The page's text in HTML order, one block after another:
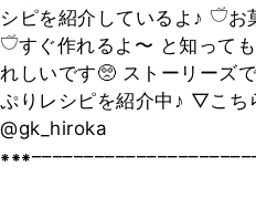
シピを紹介しているよ♪ 𓎩お
𓎩すぐ作れるよ〜 と知って
れしいです🥺 ストーリーズ
ぷりレシピを紹介中♪ ▽こち
@gk_hiroka